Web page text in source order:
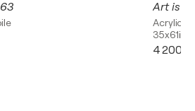
Art is
35x61in
4 200